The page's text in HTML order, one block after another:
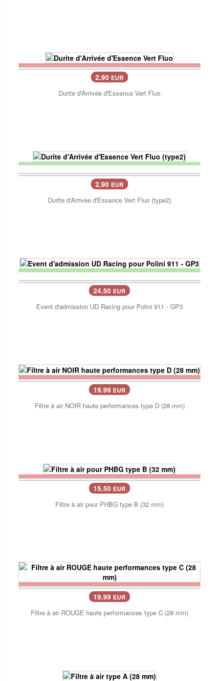
2.90 EUR
Durite d'Arrivée d'Essence Vert Fluo
2.90 EUR
Durite d'Arrivée d'Essence Vert Fluo (type2)
24.50 EUR
Event d'admission UD Racing pour Polini 911 - GP3
19.99 EUR
Filtre à air NOIR haute performances type D (28 mm)
15.50 EUR
Filtre à air pour PHBG type B (32 mm)
19.99 EUR
Filtre à air ROUGE haute performances type C (28 mm)